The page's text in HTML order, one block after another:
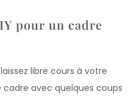
pour un cadre
libre cours à votre
avec quelques coups